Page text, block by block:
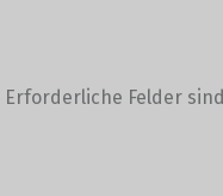
Erforderliche Felder sind